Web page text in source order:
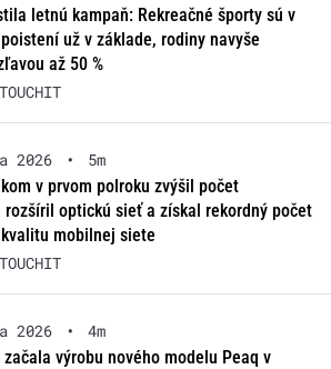
letnú kampaň: Rekreačné športy sú v
už v základe, rodiny navyše
až 50 %
2026 •
5m
v prvom polroku zvýšil počet
rozšíril optickú sieť a získal rekordný počet
mobilnej siete
2026 •
4m
začala výrobu nového modelu Peaq v